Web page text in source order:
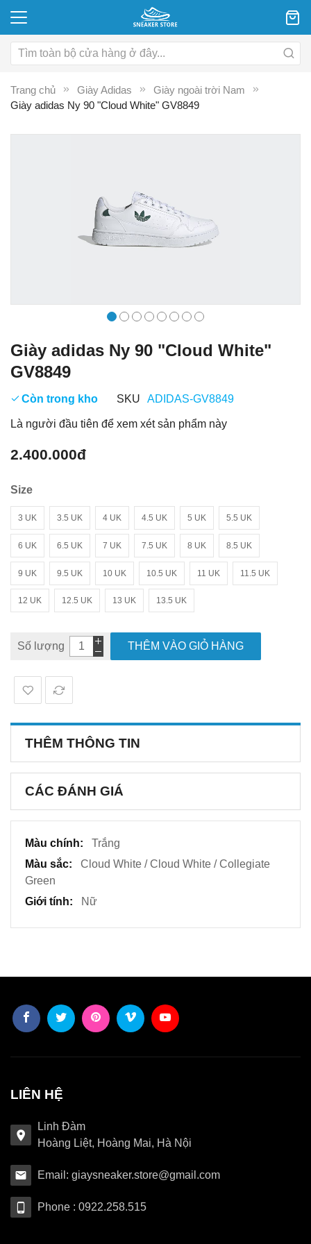
Trang chủ Giày Adidas
Giày ngoài trời Nam
Giày adidas Ny 90 "Cloud White" GV8849
Giày adidas Ny 90 "Cloud White"
GV8849
Còn trong kho SKU ADIDAS-GV8849
Là người đầu tiên để xem xét sản phẩm này
2.400.000đ
Size
3 UK 3.5 UK 4 UK 4.5 UK 5 UK 5.5 UK
6 UK 6.5 UK 7 UK 7.5 UK 8 UK 8.5 UK
9 UK 9.5 UK 10 UK 10.5 UK 11 UK 11.5 UK
12 UK 12.5 UK 13 UK 13.5 UK
Số lượng THÊM VÀO GIỎ HÀNG
THÊM THÔNG TIN
CÁC ĐÁNH GIÁ
Thêm
thông
tin
Trắng
Cloud White / Cloud White / Collegiate
Green
Nữ
LIÊN HỆ
Linh Đàm
Hoàng Liệt, Hoàng Mai, Hà Nội
Email: giaysneaker.store@gmail.com
Phone : 0922.258.515